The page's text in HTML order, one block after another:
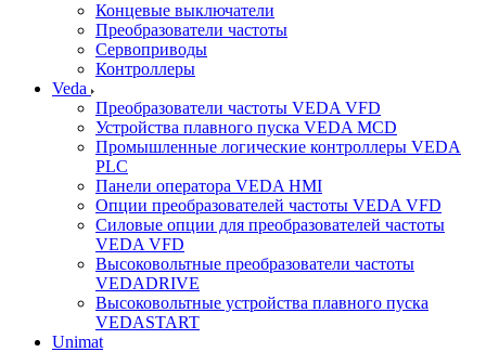
Концевые выключатели
Преобразователи частоты
Сервоприводы
Контроллеры
Veda
Преобразователи частоты VEDA VFD
Устройства плавного пуска VEDA MCD
Промышленные логические контроллеры VEDA
PLC
Панели оператора VEDA HMI
Опции преобразователей частоты VEDA VFD
Силовые опции для преобразователей частоты
VEDA VFD
Высоковольтные преобразователи частоты
VEDADRIVE
Высоковольтные устройства плавного пуска
VEDASTART
Unimat